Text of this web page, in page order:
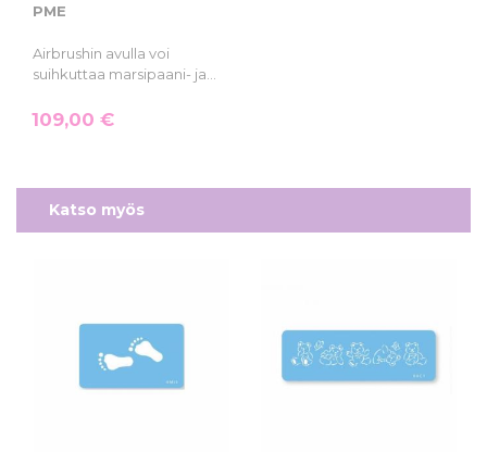
PME
Airbrushin avulla voi
suihkuttaa marsipaani- ja…
109,00 €
Katso myös